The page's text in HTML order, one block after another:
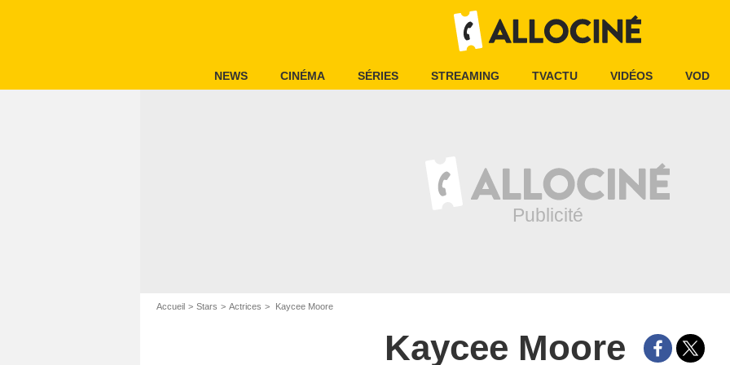
NEWS CINÉMA SÉRIES STREAMING TVACTU VIDÉOS VOD
Accueil Stars Actrices Kaycee Moore
Kaycee Moore